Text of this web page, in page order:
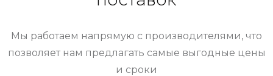
Мы работаем напрямую с производителями, что
позволяет нам предлагать самые выгодные цены
и сроки